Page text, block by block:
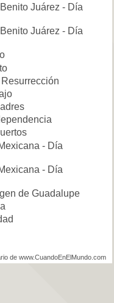
Juárez - Día
Juárez - Día
- Día
- Día
de Guadalupe
de www.CuandoEnElMundo.com